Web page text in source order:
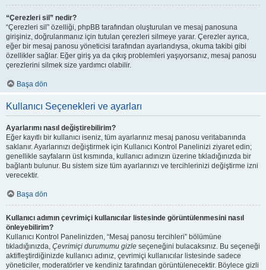
“Çerezleri sil” nedir?
“Çerezleri sil” özelliği, phpBB tarafından oluşturulan ve mesaj panosuna
girişiniz, doğrulanmanız için tutulan çerezleri silmeye yarar. Çerezler ayrıca,
eğer bir mesaj panosu yöneticisi tarafından ayarlandıysa, okuma takibi gibi
özellikler sağlar. Eğer giriş ya da çıkış problemleri yaşıyorsanız, mesaj panosu
çerezlerini silmek size yardımcı olabilir.
Başa dön
Kullanıcı Seçenekleri ve ayarları
Ayarlarımı nasıl değiştirebilirim?
Eğer kayıtlı bir kullanıcı iseniz, tüm ayarlarınız mesaj panosu veritabanında
saklanır. Ayarlarınızı değiştirmek için Kullanıcı Kontrol Panelinizi ziyaret edin;
genellikle sayfaların üst kısmında, kullanıcı adınızın üzerine tıkladığınızda bir
bağlantı bulunur. Bu sistem size tüm ayarlarınızı ve tercihlerinizi değiştirme izni
verecektir.
Başa dön
Kullanıcı adımın çevrimiçi kullanıcılar listesinde görüntülenmesini nasıl
önleyebilirim?
Kullanıcı Kontrol Panelinizden, “Mesaj panosu tercihleri” bölümüne
tıkladığınızda, Çevrimiçi durumumu gizle seçeneğini bulacaksınız. Bu seçeneği
aktifleştirdiğinizde kullanıcı adınız, çevrimiçi kullanıcılar listesinde sadece
yöneticiler, moderatörler ve kendiniz tarafından görüntülenecektir. Böylece gizli